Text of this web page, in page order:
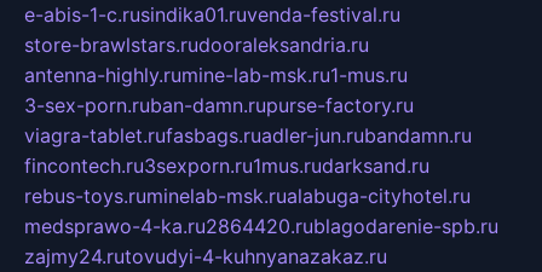
e-abis-1-c.rusindika01.ruvenda-festival.ru
store-brawlstars.rudooraleksandria.ru
antenna-highly.rumine-lab-msk.ru1-mus.ru
3-sex-porn.ruban-damn.rupurse-factory.ru
viagra-tablet.rufasbags.ruadler-jun.rubandamn.ru
fincontech.ru3sexporn.ru1mus.rudarksand.ru
rebus-toys.ruminelab-msk.rualabuga-cityhotel.ru
medsprawo-4-ka.ru2864420.rublagodarenie-spb.ru
zajmy24.rutovudyi-4-kuhnyanazakaz.ru